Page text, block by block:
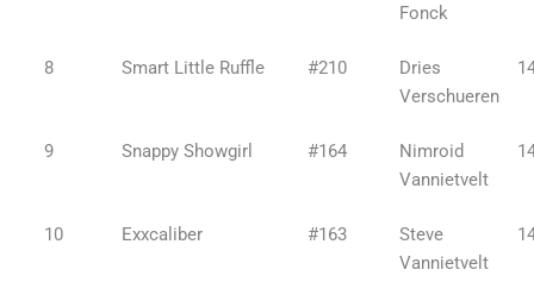
Fonck
8 Smart Little Ruffle #210
Dries
Verschueren
9 Snappy Showgirl #164
Nimroid
Vannietvelt
10 Exxcaliber #163
Steve
Vannietvelt